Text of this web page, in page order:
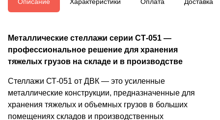
Описание Характеристики Оплата Доставка
Металлические стеллажи серии СТ-051 —
профессиональное решение для хранения
тяжелых грузов на складе и в производстве
Стеллажи СТ-051 от ДВК — это усиленные
металлические конструкции, предназначенные для
хранения тяжелых и объемных грузов в больших
помещениях складов и производственных